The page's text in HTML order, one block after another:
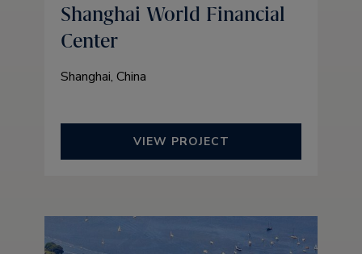
Shanghai World Financial
Center
Shanghai, China
VIEW PROJECT